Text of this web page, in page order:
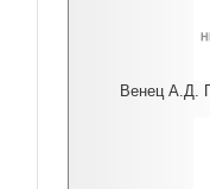
Венец А.Д.